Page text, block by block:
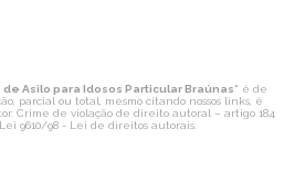
Asilo para Idosos Particular Braúnas" é de
parcial ou total, mesmo citando nossos links, é
Crime de violação de direito autoral – artigo 184
Lei 9610/98 - Lei de direitos autorais.